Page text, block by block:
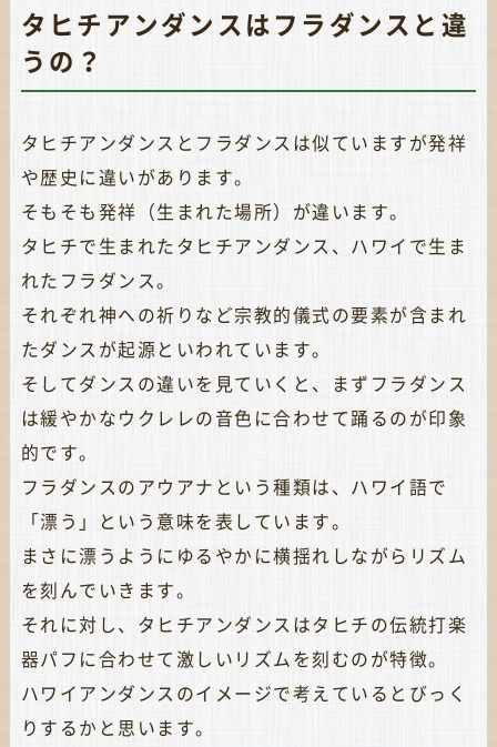
タヒチアンダンスはフラダンスと違
うの？
タヒチアンダンスとフラダンスは似ていますが発祥
や歴史に違いがあります。
そもそも発祥（生まれた場所）が違います。
タヒチで生まれたタヒチアンダンス、ハワイで生ま
れたフラダンス。
それぞれ神への祈りなど宗教的儀式の要素が含まれ
たダンスが起源といわれています。
そしてダンスの違いを見ていくと、まずフラダンス
は緩やかなウクレレの音色に合わせて踊るのが印象
的です。
フラダンスのアウアナという種類は、ハワイ語で
「漂う」という意味を表しています。
まさに漂うようにゆるやかに横揺れしながらリズム
を刻んでいきます。
それに対し、タヒチアンダンスはタヒチの伝統打楽
器パフに合わせて激しいリズムを刻むのが特徴。
ハワイアンダンスのイメージで考えているとびっく
りするかと思います。